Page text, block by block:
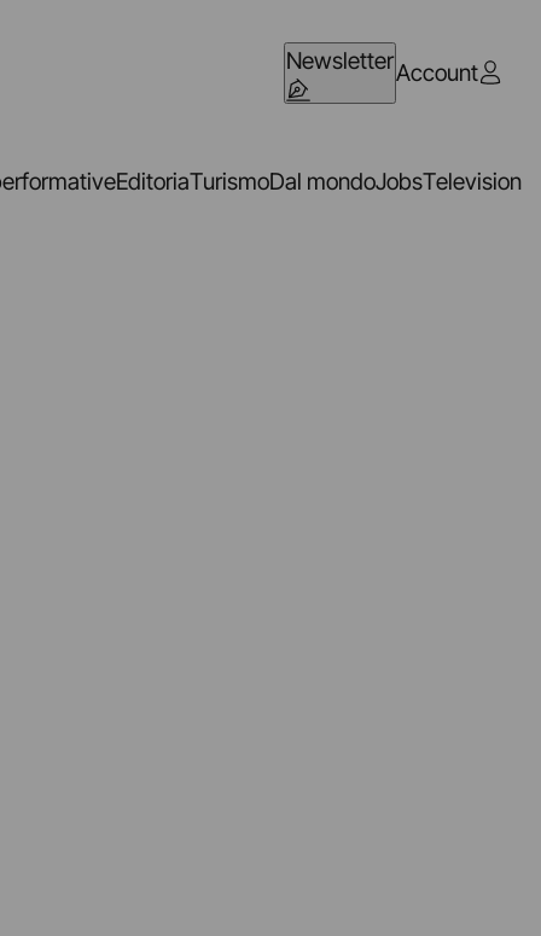
NewsletterAccount
EditoriaTurismoDal mondoJobsTelevision